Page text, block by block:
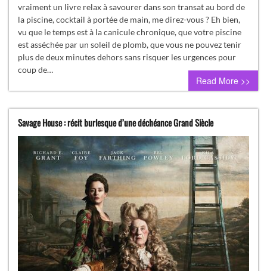
vraiment un livre relax à savourer dans son transat au bord de
la piscine, cocktail à portée de main, me direz-vous ? Eh bien,
vu que le temps est à la canicule chronique, que votre piscine
est asséchée par un soleil de plomb, que vous ne pouvez tenir
plus de deux minutes dehors sans risquer les urgences pour
coup de…
Read More >>
Savage House : récit burlesque d’une déchéance Grand Siècle